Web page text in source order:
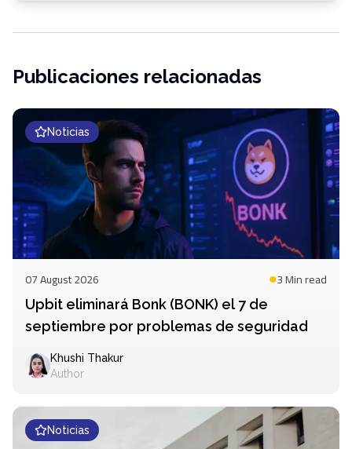
Publicaciones relacionadas
Noticias
07 August 2026 3 Minread
Upbit eliminará Bonk (BONK) el 7 de
septiembre por problemas de seguridad
Khushi Thakur
Author
Noticias